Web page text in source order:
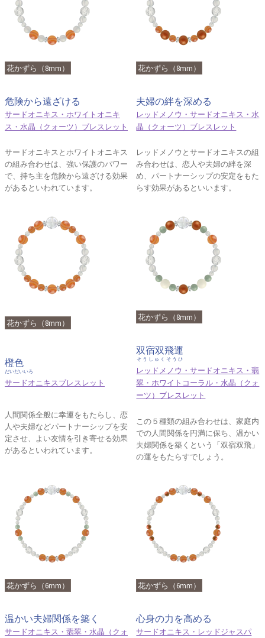
花かずら（8mm）
危険から遠ざける
サードオニキス・ホワイトオニキ
ス・水晶（クォーツ）ブレスレット
サードオニキスとホワイトオニキス
の組み合わせは、強い保護のパワー
で、持ち主を危険から遠ざける効果
があるといわれています。
花かずら（8mm）
夫婦の絆を深める
レッドメノウ・サードオニキス・水
晶（クォーツ）ブレスレット
レッドメノウとサードオニキスの組
み合わせは、恋人や夫婦の絆を深
め、パートナーシップの安定をもた
らす効果があるといいます。
花かずら（8mm）
橙色
だいだいいろ
サードオニキスブレスレット
人間関係全般に幸運をもたらし、恋
人や夫婦などパートナーシップを安
定させ、よい友情を引き寄せる効果
があるといわれています。
花かずら（8mm）
双宿双飛運
そうしゅくそうひ
レッドメノウ・サードオニキス・翡
翠・ホワイトコーラル・水晶（クォ
ーツ）ブレスレット
この５種類の組み合わせは、家庭内
での人間関係を円満に保ち、温かい
夫婦関係を築くという「双宿双飛」
の運をもたらすでしょう。
花かずら（6mm）
温かい夫婦関係を築く
サードオニキス・翡翠・水晶（クォ
花かずら（6mm）
心身の力を高める
サードオニキス・レッドジャスパ